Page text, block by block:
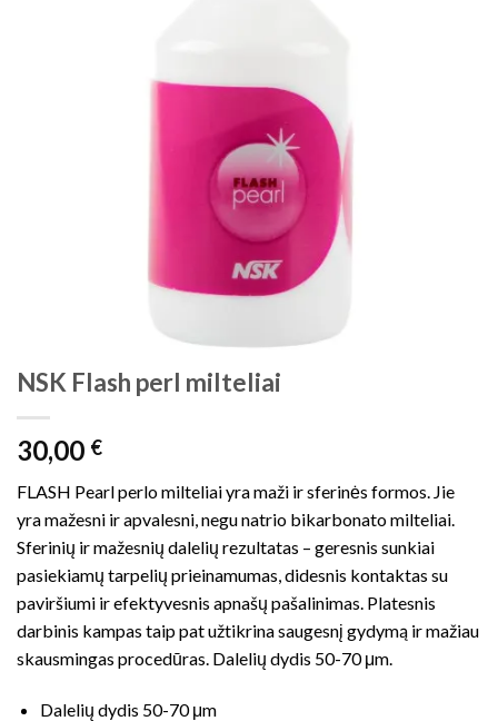
NSK Flash perl milteliai
30,00 €
FLASH Pearl perlo milteliai yra maži ir sferinės formos. Jie
yra mažesni ir apvalesni, negu natrio bikarbonato milteliai.
Sferinių ir mažesnių dalelių rezultatas – geresnis sunkiai
pasiekiamų tarpelių prieinamumas, didesnis kontaktas su
paviršiumi ir efektyvesnis apnašų pašalinimas. Platesnis
darbinis kampas taip pat užtikrina saugesnį gydymą ir mažiau
skausmingas procedūras. Dalelių dydis 50-70 μm.
Dalelių dydis 50-70 μm